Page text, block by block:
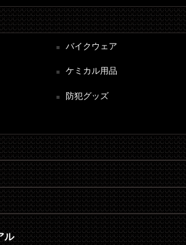
バイクウェア
ケミカル用品
防犯グッズ
ル